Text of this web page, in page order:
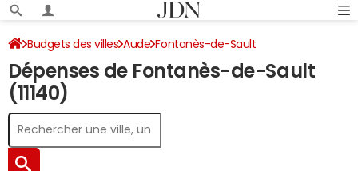
Budgets des villes Aude Fontanès-de-Sault
Dépenses 2024
Dépenses de Fontanès-de-Sault
(11140)